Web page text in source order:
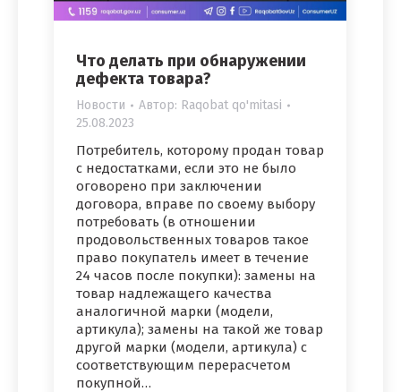
Что делать при обнаружении
дефекта товара?
Новости Автор: Raqobat qo'mitasi
25.08.2023
Потребитель, которому продан товар
с недостатками, если это не было
оговорено при заключении
договора, вправе по своему выбору
потребовать (в отношении
продовольственных товаров такое
право покупатель имеет в течение
24 часов после покупки): замены на
товар надлежащего качества
аналогичной марки (модели,
артикула); замены на такой же товар
другой марки (модели, артикула) с
соответствующим перерасчетом
покупной…